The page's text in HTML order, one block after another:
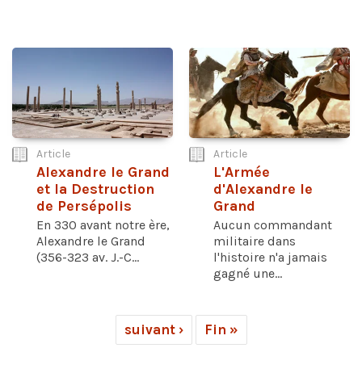
Article
Alexandre le Grand
et la Destruction
de Persépolis
En 330 avant notre ère,
Alexandre le Grand
(356-323 av. J.-C...
Article
L'Armée
d'Alexandre le
Grand
Aucun commandant
militaire dans
l'histoire n'a jamais
gagné une...
suivant › Fin »